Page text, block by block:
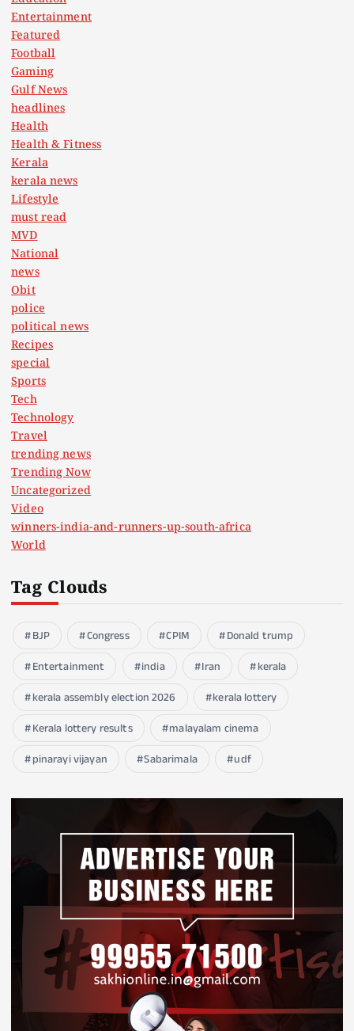
Entertainment
Featured
Football
Gaming
Gulf News
headlines
Health
Health & Fitness
Kerala
kerala news
Lifestyle
must read
MVD
National
news
Obit
police
political news
Recipes
special
Sports
Tech
Technology
Travel
trending news
Trending Now
Uncategorized
Video
winners-india-and-runners-up-south-africa
World
Tag Clouds
BJP Congress CPIM
Donald trump
Entertainment
india Iran
kerala
kerala assembly election 2026
kerala lottery
Kerala lottery results
malayalam cinema
pinarayi vijayan
Sabarimala udf